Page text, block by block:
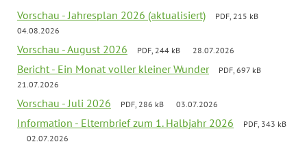
Vorschau - Jahresplan 2026 (aktualisiert)
PDF, 215 kB
04.08.2026
Vorschau - August 2026 PDF, 244 kB 28.07.2026
Bericht - Ein Monat voller kleiner Wunder
PDF, 697 kB
21.07.2026
Vorschau - Juli 2026 PDF, 286 kB 03.07.2026
Information - Elternbrief zum 1. Halbjahr 2026
PDF, 343 kB
02.07.2026